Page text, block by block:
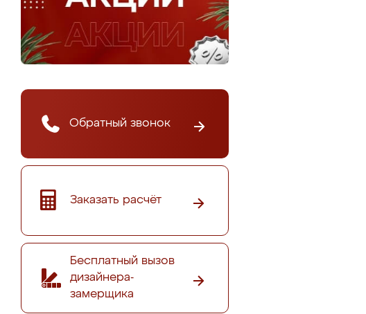
Обратный звонок
Заказать расчёт
Бесплатный вызов
дизайнера-
замерщика